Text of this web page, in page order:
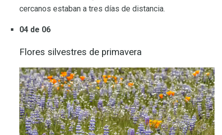
cercanos estaban a tres días de distancia.
04 de 06
Flores silvestres de primavera